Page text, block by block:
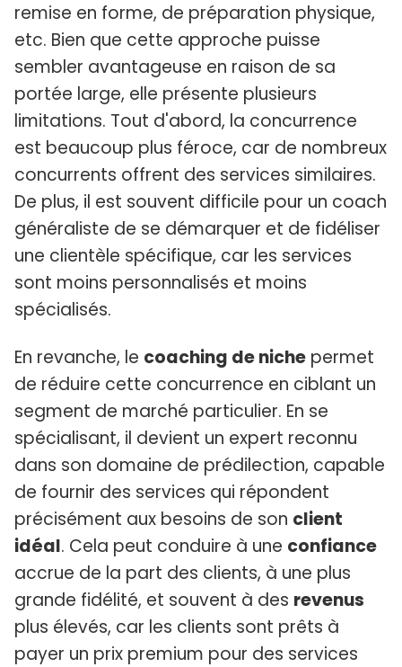
remise en forme, de préparation physique,
etc. Bien que cette approche puisse
sembler avantageuse en raison de sa
portée large, elle présente plusieurs
limitations. Tout d'abord, la concurrence
est beaucoup plus féroce, car de nombreux
concurrents offrent des services similaires.
De plus, il est souvent difficile pour un coach
généraliste de se démarquer et de fidéliser
une clientèle spécifique, car les services
sont moins personnalisés et moins
spécialisés.
En revanche, le coaching de niche permet
de réduire cette concurrence en ciblant un
segment de marché particulier. En se
spécialisant, il devient un expert reconnu
dans son domaine de prédilection, capable
de fournir des services qui répondent
précisément aux besoins de son client
idéal. Cela peut conduire à une confiance
accrue de la part des clients, à une plus
grande fidélité, et souvent à des revenus
plus élevés, car les clients sont prêts à
payer un prix premium pour des services